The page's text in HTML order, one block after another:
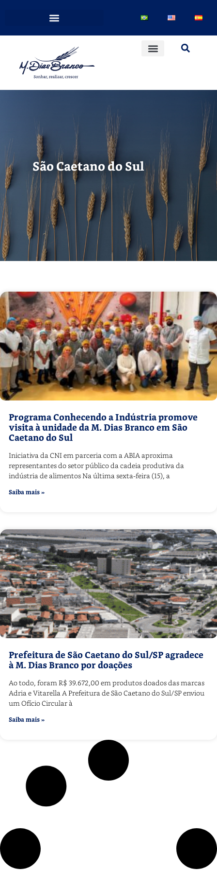
São Caetano do Sul
Programa Conhecendo a Indústria promove
visita à unidade da M. Dias Branco em São
Caetano do Sul
Iniciativa da CNI em parceria com a ABIA aproxima
representantes do setor público da cadeia produtiva da
indústria de alimentos Na última sexta-feira (15), a
Saiba mais »
Prefeitura de São Caetano do Sul/SP agradece
à M. Dias Branco por doações
Ao todo, foram R$ 39.672,00 em produtos doados das marcas
Adria e Vitarella A Prefeitura de São Caetano do Sul/SP enviou
um Ofício Circular à
Saiba mais »